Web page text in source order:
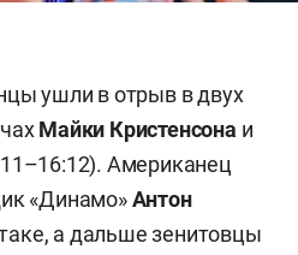
ушли в отрыв в двух
Майки Кристенсона и
). Американец
«Динамо»Антон
а дальше зенитовцы